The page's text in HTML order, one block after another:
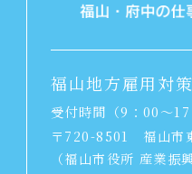
福山地方雇用対
受付時間（9：00～17
〒720-8501 福山市
（福山市役所 産業振